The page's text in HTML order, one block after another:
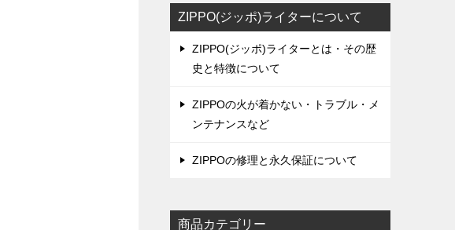
ZIPPO(ジッポ)ライターについて
ZIPPO(ジッポ)ライターとは・その歴
史と特徴について
ZIPPOの火が着かない・トラブル・メ
ンテナンスなど
ZIPPOの修理と永久保証について
商品カテゴリー